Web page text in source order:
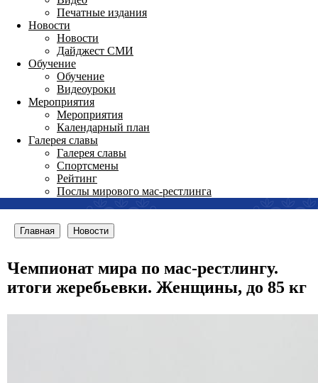
Печатные издания
Новости
Новости
Дайджест СМИ
Обучение
Обучение
Видеоуроки
Мероприятия
Мероприятия
Календарный план
Галерея славы
Галерея славы
Спортсмены
Рейтинг
Послы мирового мас-рестлинга
Главная Новости
Чемпионат мира по мас-рестлингу.
итоги жеребьевки. Женщины, до 85 кг